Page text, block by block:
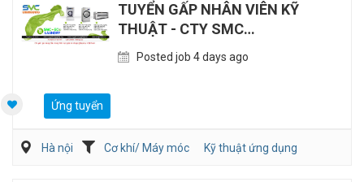
TUYỂN GẤP NHÂN VIÊN KỸ
THUẬT - CTY SMC
ENGINEERING
Posted job 4 days ago
Ứng tuyển
Hà nội Cơ khí/ Máy móc
Kỹ thuật ứng dụng